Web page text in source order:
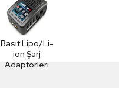
Basit Lipo/Li-
ion Şarj
Adaptörleri